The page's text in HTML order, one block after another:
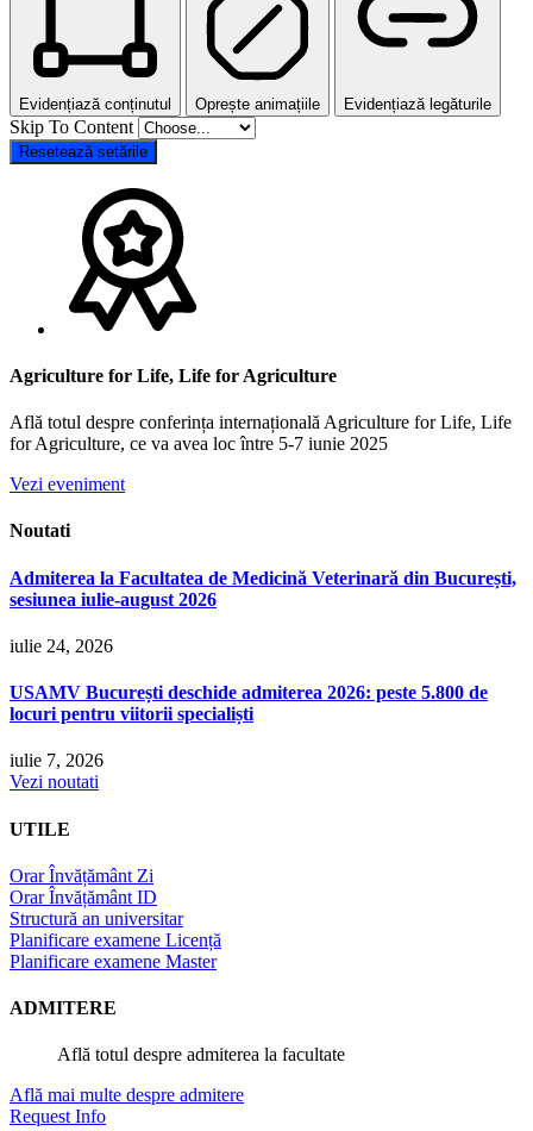
Evidențiază conținutul Oprește animațiile Evidențiază legăturile
Skip To Content
Resetează setările
Agriculture for Life, Life for Agriculture
Află totul despre conferința internațională Agriculture for Life, Life
for Agriculture, ce va avea loc între 5-7 iunie 2025
Vezi eveniment
Noutati
Admiterea la Facultatea de Medicină Veterinară din București,
sesiunea iulie-august 2026
iulie 24, 2026
USAMV București deschide admiterea 2026: peste 5.800 de
locuri pentru viitorii specialiști
iulie 7, 2026
Vezi noutati
UTILE
Orar Învățământ Zi
Orar Învățământ ID
Structură an universitar
Planificare examene Licență
Planificare examene Master
ADMITERE
Află totul despre admiterea la facultate
Află mai multe despre admitere
Request Info